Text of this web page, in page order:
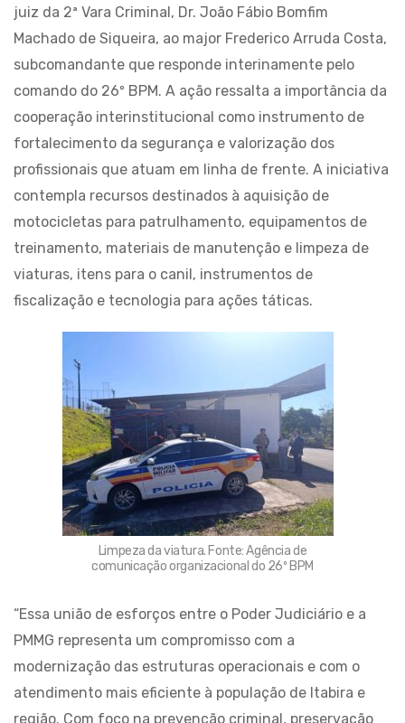
juiz da 2ª Vara Criminal, Dr. João Fábio Bomfim
Machado de Siqueira, ao major Frederico Arruda Costa,
subcomandante que responde interinamente pelo
comando do 26º BPM. A ação ressalta a importância da
cooperação interinstitucional como instrumento de
fortalecimento da segurança e valorização dos
profissionais que atuam em linha de frente. A iniciativa
contempla recursos destinados à aquisição de
motocicletas para patrulhamento, equipamentos de
treinamento, materiais de manutenção e limpeza de
viaturas, itens para o canil, instrumentos de
fiscalização e tecnologia para ações táticas.
Limpeza da viatura. Fonte: Agência de
comunicação organizacional do 26º BPM
“Essa união de esforços entre o Poder Judiciário e a
PMMG representa um compromisso com a
modernização das estruturas operacionais e com o
atendimento mais eficiente à população de Itabira e
região. Com foco na prevenção criminal, preservação